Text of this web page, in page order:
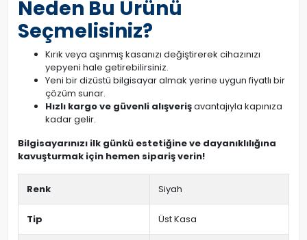
Neden Bu Ürünü
Seçmelisiniz?
Kırık veya aşınmış kasanızı değiştirerek cihazınızı
yepyeni hale getirebilirsiniz.
Yeni bir dizüstü bilgisayar almak yerine uygun fiyatlı bir
çözüm sunar.
Hızlı kargo ve güvenli alışverişavantajıyla kapınıza
kadar gelir.
Bilgisayarınızı ilk günkü estetiğine ve dayanıklılığına
kavuşturmak için hemen sipariş verin!
Renk Siyah
Tip Üst Kasa